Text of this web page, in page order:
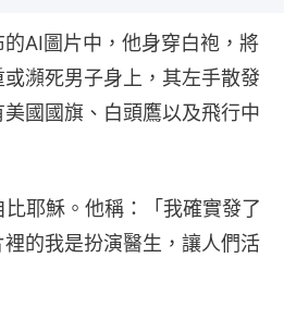
AI圖片中，他身穿白袍，將
瀕死男子身上，其左手散發
國國旗、白頭鷹以及飛行中
耶穌。他稱：「我確實發了
的我是扮演醫生，讓人們活